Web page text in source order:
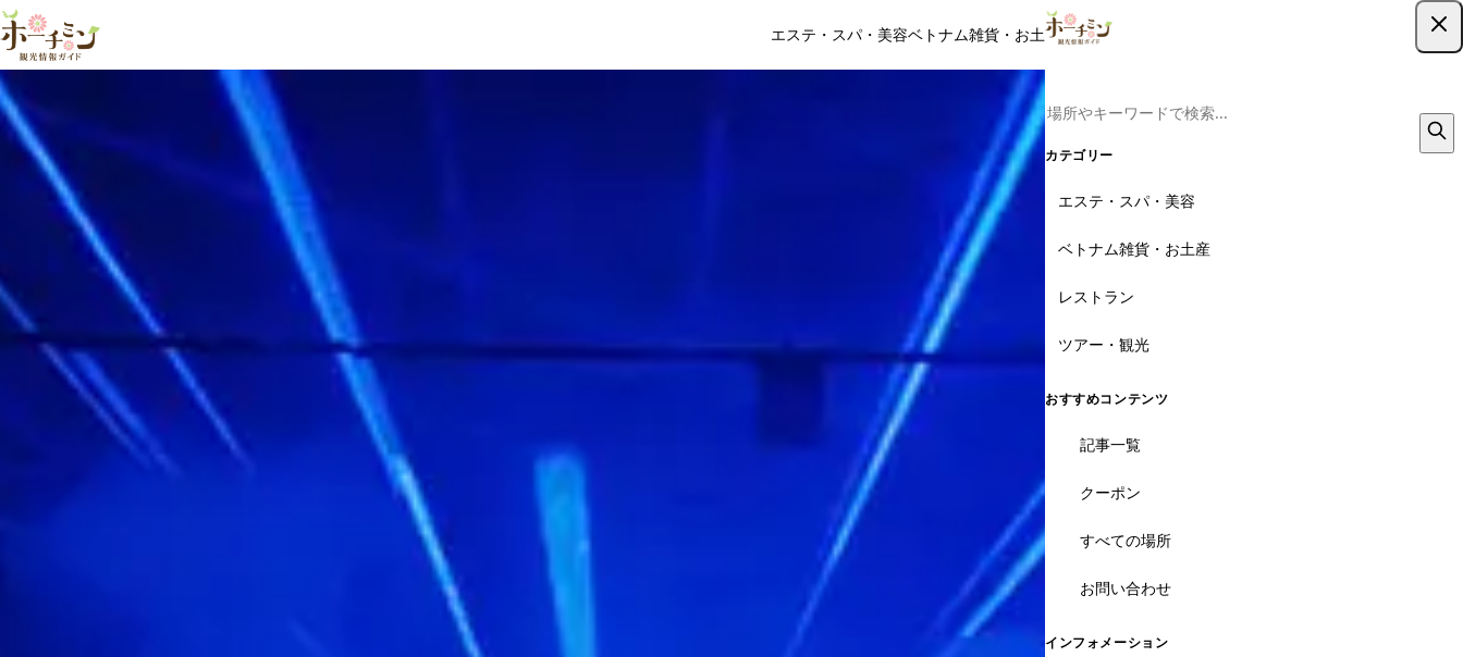
エステ・スパ・美容ベトナム雑貨・お土産レストラン
カテゴリー
エステ・スパ・美容
ベトナム雑貨・お土産
レストラン
ツアー・観光
おすすめコンテンツ
記事一覧
クーポン
すべての場所
お問い合わせ
インフォメーション